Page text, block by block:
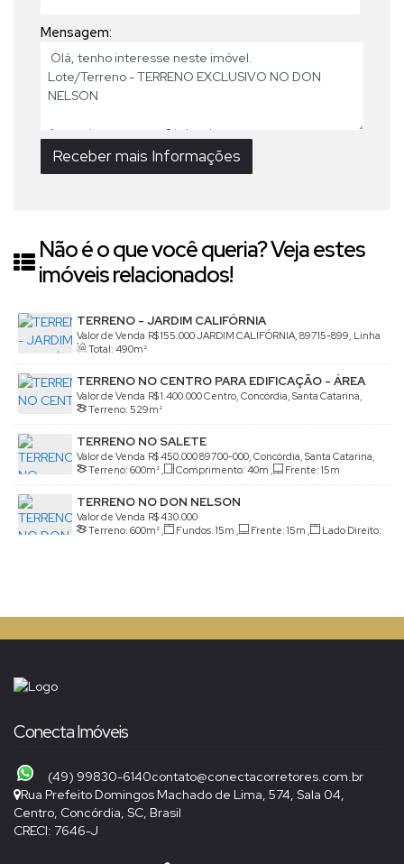
Mensagem:
Não é o que você queria? Veja estes
imóveis relacionados!
TERRENO - JARDIM CALIFÓRNIA
R$155.000
Valor de Venda
JARDIM CALIFÓRNIA, 89715-899, Linha
São Paulo, Concórdia, Santa Catarina, Brasil
Total: 490m²
TERRENO NO CENTRO PARA EDIFICAÇÃO - ÁREA
NOBRE
R$1.400.000
Valor de Venda
Centro, Concórdia, Santa Catarina,
BrasilTerreno: 529m²
TERRENO NO SALETE
R$450.000
Valor de Venda
89700-000, Concórdia, Santa Catarina,
BrasilTerreno: 600m² , Comprimento: 40m , Frente: 15m
TERRENO NO DON NELSON
R$430.000
Valor de Venda
Terreno: 600m² , Fundos: 15m , Frente: 15m ,
Lado Direito:
Conecta Imóveis
(49) 99830-6140contato@conectacorretores.com.br
Rua Prefeito Domingos Machado de Lima, 574, Sala 04,
Centro, Concórdia, SC, Brasil
CRECI: 7646-J